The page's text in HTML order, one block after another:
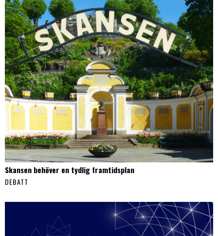
Skansen behöver en tydlig framtidsplan
DEBATT